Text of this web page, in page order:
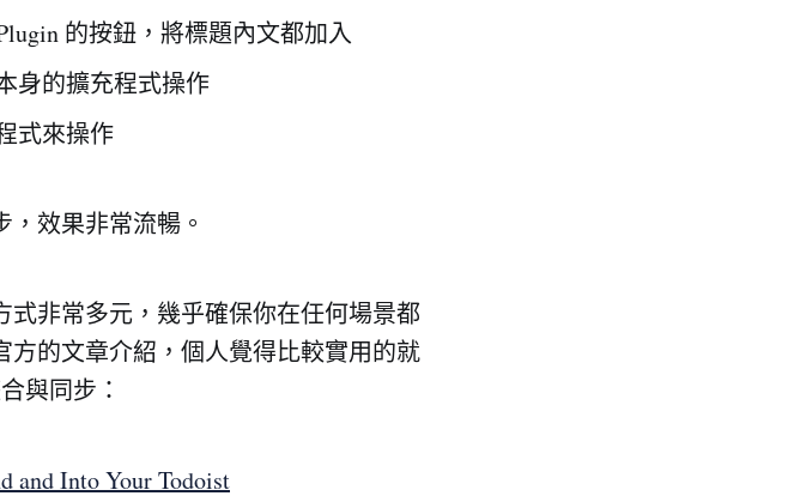
的按鈕，將標題內文都加入
身的擴充程式操作
式來操作
效果非常流暢。
非常多元，幾乎確保你在任何場景都
的文章介紹，個人覺得比較實用的就
與同步：
and Into Your Todoist